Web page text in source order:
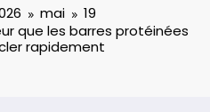
mai
19
que les barres protéinées
rapidement